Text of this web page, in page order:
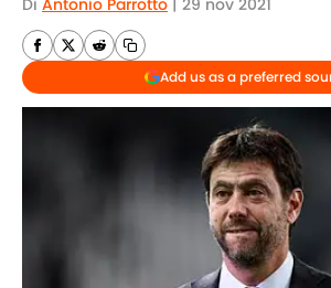
Di Antonio Parrotto | 29 nov 2021
Add us as a preferred